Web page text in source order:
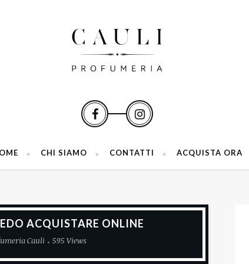
CHI SIAMO CONTATTI ACQUISTA ORA
ACQUISTARE ONLINE
Cauli 595 Views